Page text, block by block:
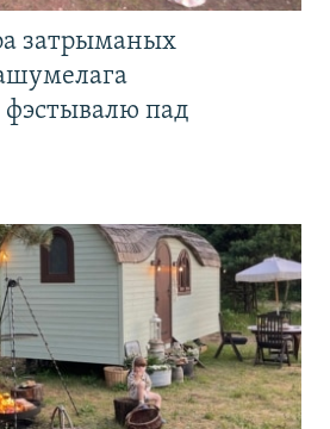
затрыманых
фэстывалю пад